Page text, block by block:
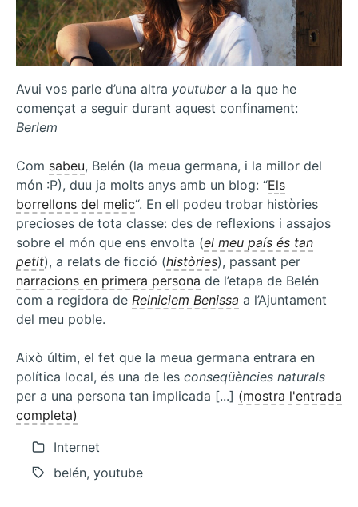
Avui vos parle d’una altra youtubera la que he
començat a seguir durant aquest confinament:
Berlem
Com sabeu, Belén (la meua germana, i la millor del
món :P), duu ja molts anys amb un blog: “Els
borrellons del melic“. En ell podeu trobar històries
precioses de tota classe: des de reflexions i assajos
sobre el món que ens envolta (el meu país és tan
petit), a relats de ficció (històries), passant per
narracions en primera persona de l’etapa de Belén
com a regidora de Reiniciem Benissa a l’Ajuntament
del meu poble.
Això últim, el fet que la meua germana entrara en
política local, és una de les conseqüències naturals
per a una persona tan implicada [...] (mostra l'entrada
completa)
Internet
belén, youtube